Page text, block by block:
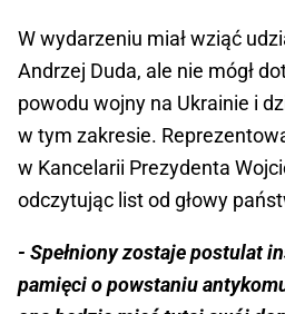
W wydarzeniu miał wziąć
Andrzej Duda, ale nie mógł
powodu wojny na Ukrainie i
w tym zakresie.
w Kancelarii Prezydenta
odczytując list od głowy
- Spełniony zostaje postulat
pamięci o powstaniu